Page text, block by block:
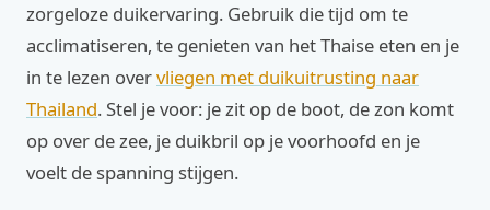
zorgeloze duikervaring. Gebruik die tijd om te
acclimatiseren, te genieten van het Thaise eten en je
in te lezen overvliegen met duikuitrusting naar
Thailand. Stel je voor: je zit op de boot, de zon komt
op over de zee, je duikbril op je voorhoofd en je
voelt de spanning stijgen.